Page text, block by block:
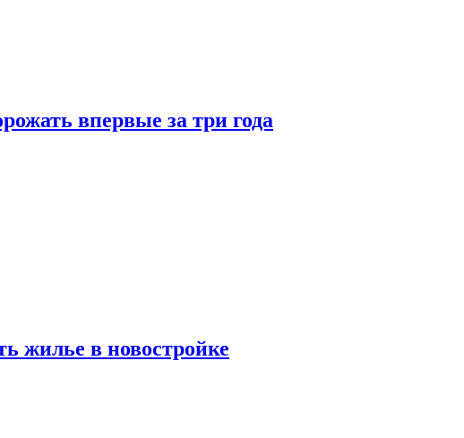
впервые за три года
жилье в новостройке